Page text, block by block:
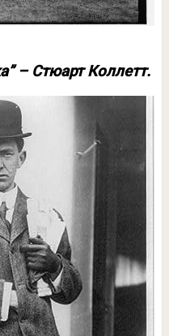
– Стюарт Коллетт.